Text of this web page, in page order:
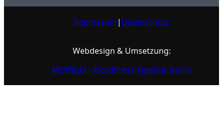
Impressum| Datenschutz
Webdesign & Umsetzung:
MEWIGO - WordPress Agentur Berlin